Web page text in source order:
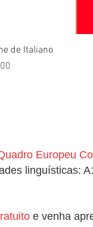
de Italiano
Europeu
linguísticas:
e venha